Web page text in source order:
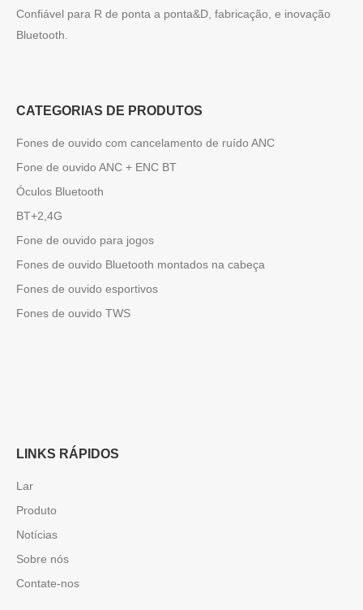
Confiável para R de ponta a ponta&D, fabricação, e inovação
Bluetooth.
CATEGORIAS DE PRODUTOS
Fones de ouvido com cancelamento de ruído ANC
Fone de ouvido ANC + ENC BT
Óculos Bluetooth
BT+2,4G
Fone de ouvido para jogos
Fones de ouvido Bluetooth montados na cabeça
Fones de ouvido esportivos
Fones de ouvido TWS
LINKS RÁPIDOS
Lar
Produto
Notícias
Sobre nós
Contate-nos